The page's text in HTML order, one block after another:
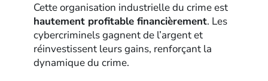
Cette organisation industrielle du crime est
hautement profitable financièrement. Les
cybercriminels gagnent de l’argent et
réinvestissent leurs gains, renforçant la
dynamique du crime.